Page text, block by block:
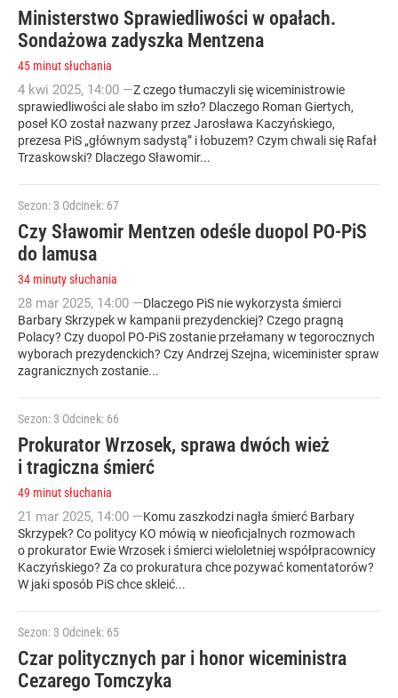
Ministerstwo Sprawiedliwości w opałach.
Sondażowa zadyszka Mentzena
45 minut słuchania
4 kwi 2025, 14:00 —Z czego tłumaczyli się wiceministrowie
sprawiedliwości ale słabo im szło? Dlaczego Roman Giertych,
poseł KO został nazwany przez Jarosława Kaczyńskiego,
prezesa PiS „głównym sadystą” i łobuzem? Czym chwali się Rafał
Trzaskowski? Dlaczego Sławomir...
Sezon: 3 Odcinek: 67
Czy Sławomir Mentzen odeśle duopol PO-PiS
do lamusa
34 minuty słuchania
28 mar 2025, 14:00 —Dlaczego PiS nie wykorzysta śmierci
Barbary Skrzypek w kampanii prezydenckiej? Czego pragną
Polacy? Czy duopol PO-PiS zostanie przełamany w tegorocznych
wyborach prezydenckich? Czy Andrzej Szejna, wiceminister spraw
zagranicznych zostanie...
Sezon: 3 Odcinek: 66
Prokurator Wrzosek, sprawa dwóch wież
i tragiczna śmierć
49 minut słuchania
21 mar 2025, 14:00 —Komu zaszkodzi nagła śmierć Barbary
Skrzypek? Co politycy KO mówią w nieoficjalnych rozmowach
o prokurator Ewie Wrzosek i śmierci wieloletniej współpracownicy
Kaczyńskiego? Za co prokuratura chce pozywać komentatorów?
W jaki sposób PiS chce skleić...
Sezon: 3 Odcinek: 65
Czar politycznych par i honor wiceministra
Cezarego Tomczyka